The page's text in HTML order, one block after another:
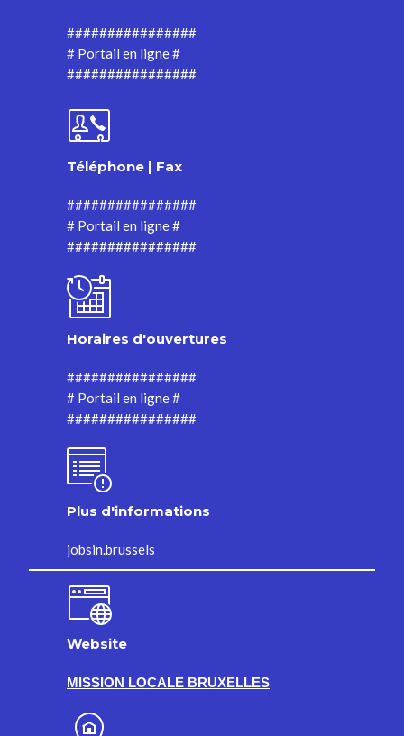
################
# Portail en ligne #
################
Téléphone | Fax
################
# Portail en ligne #
################
Horaires d'ouvertures
################
# Portail en ligne #
################
Plus d'informations
jobsin.brussels
Website
MISSION LOCALE BRUXELLES